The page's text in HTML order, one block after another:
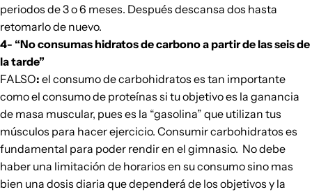
periodos de 3 o 6 meses. Después descansa dos hasta
retomarlo de nuevo.
4- “No consumas hidratos de carbono a partir de las seis de
la tarde”
FALSO: el consumo de carbohidratos es tan importante
como el consumo de proteínas si tu objetivo es la ganancia
de masa muscular, pues es la “gasolina” que utilizan tus
músculos para hacer ejercicio. Consumir carbohidratos es
fundamental para poder rendir en el gimnasio. No debe
haber una limitación de horarios en su consumo sino mas
bien una dosis diaria que dependerá de los objetivos y la